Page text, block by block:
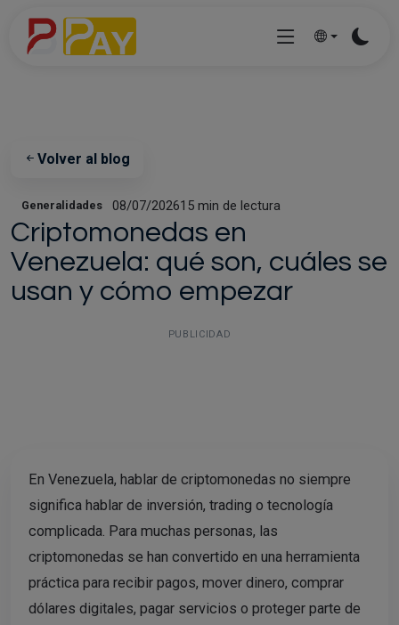
Volver al blog
Generalidades 08/07/202615 min de lectura
Criptomonedas en
Venezuela: qué son, cuáles se
usan y cómo empezar
PUBLICIDAD
En Venezuela, hablar de criptomonedas no siempre
significa hablar de inversión, trading o tecnología
complicada. Para muchas personas, las
criptomonedas se han convertido en una herramienta
práctica para recibir pagos, mover dinero, comprar
dólares digitales, pagar servicios o proteger parte de